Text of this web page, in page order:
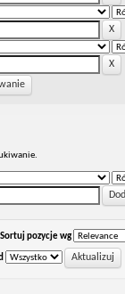
Sortuj pozycje wg